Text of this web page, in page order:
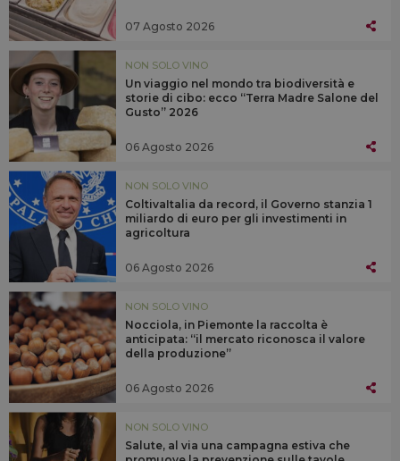
07 Agosto 2026
NON SOLO VINO
Un viaggio nel mondo tra biodiversità e
storie di cibo: ecco “Terra Madre Salone del
Gusto” 2026
06 Agosto 2026
NON SOLO VINO
ColtivaItalia da record, il Governo stanzia 1
miliardo di euro per gli investimenti in
agricoltura
06 Agosto 2026
NON SOLO VINO
Nocciola, in Piemonte la raccolta è
anticipata: “il mercato riconosca il valore
della produzione”
06 Agosto 2026
NON SOLO VINO
Salute, al via una campagna estiva che